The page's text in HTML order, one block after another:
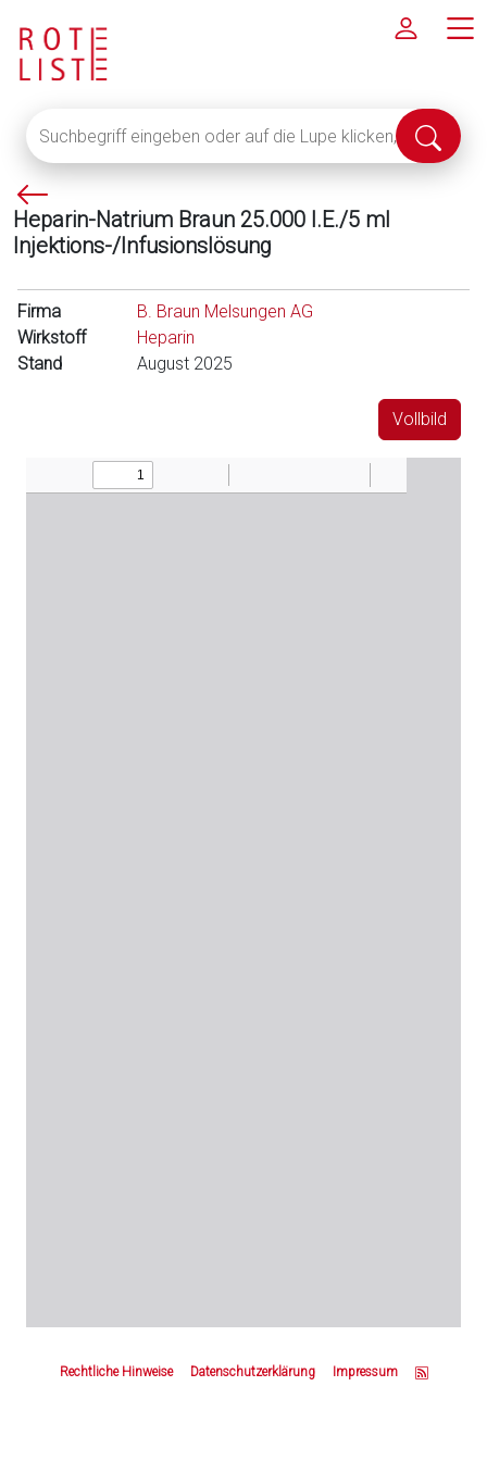
eingeben
oder
auf
die
Lupe
um
alle
Fachinformationen
Suche
P
f
e
l
l
i
n
Heparin-Natrium Braun 25.000 I.E./5 ml
Injektions-/Infusionslösung
Firma
B. Braun Melsungen AG
Wirkstoff
Heparin
Stand
August 2025
Vollbild
Rechtliche Hinweise Datenschutzerklärung Impressum